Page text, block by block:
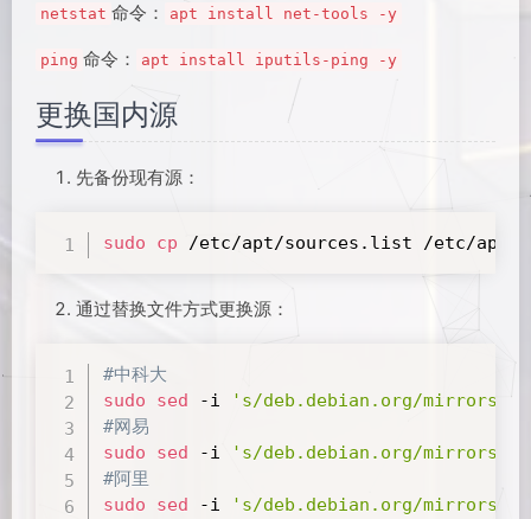
netstat 命令： apt install net-tools -y
ping 命令： apt install iputils-ping -y
更换国内源
先备份现有源：
sudo cp /etc/apt/sources.list /etc/apt/
通过替换文件方式更换源：
#中科大
sudo
sed -i
's/deb.debian.org/
#网易
sudo
sed -i
's/deb.debian.org/
#阿里
sudo
sed -i
's/deb.debian.org/